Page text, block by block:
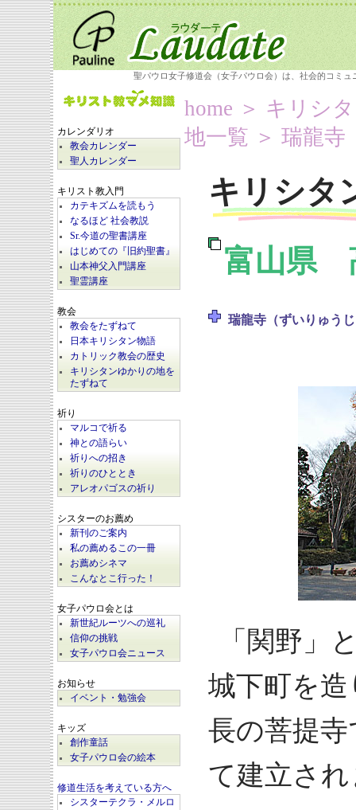
聖パウロ女子修道会（女子パウロ会）は、社会的コミ
カレンダリオ
教会カレンダー
聖人カレンダー
キリスト教入門
カテキズムを読もう
なるほど 社会教説
Sr.今道の聖書講座
はじめての『旧約聖書』
山本神父入門講座
聖霊講座
教会
教会をたずねて
日本キリシタン物語
カトリック教会の歴史
キリシタンゆかりの地を
たずねて
祈り
マルコで祈る
神との語らい
祈りへの招き
祈りのひととき
アレオパゴスの祈り
シスターのお薦め
新刊のご案内
私の薦めるこの一冊
お薦めシネマ
こんなとこ行った！
女子パウロ会とは
新世紀ルーツへの巡礼
信仰の挑戦
女子パウロ会ニュース
お知らせ
イベント・勉強会
キッズ
創作童話
女子パウロ会の絵本
修道生活を考えている方へ
シスターテクラ・メルロ
home ＞ キリシ
地一覧 ＞ 瑞龍寺
キリシタ
富山県
瑞龍寺（ずいりゅう
「関野」
城下町を
長の菩提
て建立さ